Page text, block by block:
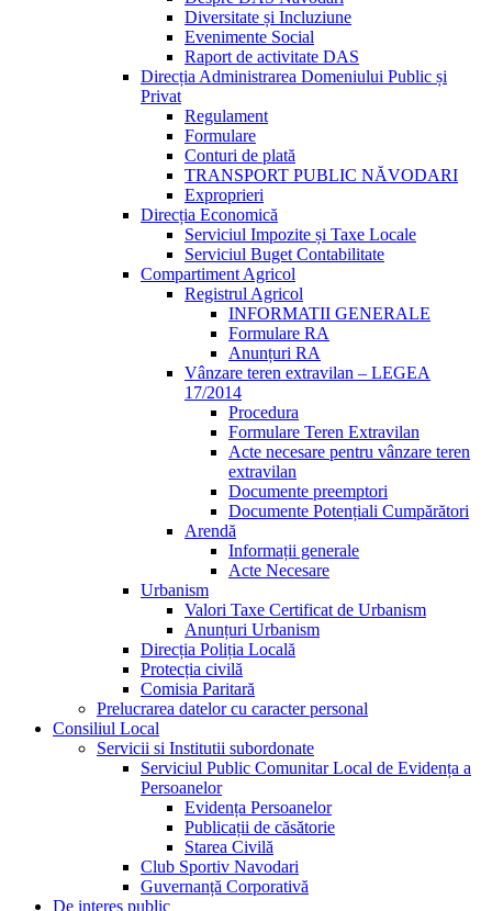
Diversitate și Incluziune
Evenimente Social
Raport de activitate DAS
Direcția Administrarea Domeniului Public și
Privat
Regulament
Formulare
Conturi de plată
TRANSPORT PUBLIC NĂVODARI
Exproprieri
Direcția Economică
Serviciul Impozite și Taxe Locale
Serviciul Buget Contabilitate
Compartiment Agricol
Registrul Agricol
INFORMATII GENERALE
Formulare RA
Anunțuri RA
Vânzare teren extravilan – LEGEA
17/2014
Procedura
Formulare Teren Extravilan
Acte necesare pentru vânzare teren
extravilan
Documente preemptori
Documente Potențiali Cumpărători
Arendă
Informații generale
Acte Necesare
Urbanism
Valori Taxe Certificat de Urbanism
Anunțuri Urbanism
Direcția Poliția Locală
Protecția civilă
Comisia Paritară
Prelucrarea datelor cu caracter personal
Consiliul Local
Servicii si Institutii subordonate
Serviciul Public Comunitar Local de Evidența a
Persoanelor
Evidența Persoanelor
Publicații de căsătorie
Starea Civilă
Club Sportiv Navodari
Guvernanță Corporativă
De interes public